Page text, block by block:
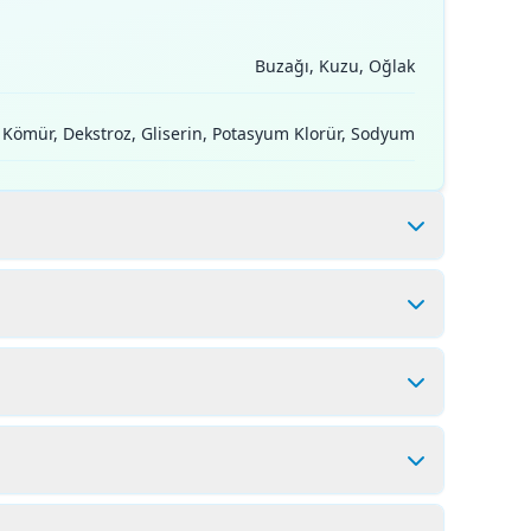
Buzağı, Kuzu, Oğlak
Dekstroz, Gliserin, Potasyum Klorür, Sodyum